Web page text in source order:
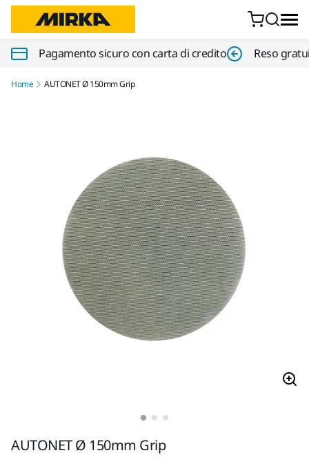
Pagamento sicuro con carta di credito Reso
Home AUTONET Ø 150mm Grip
AUTONET Ø 150mm Grip